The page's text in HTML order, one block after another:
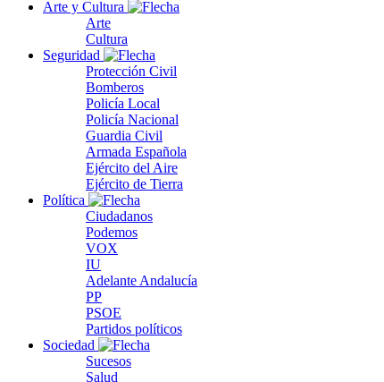
Arte y Cultura
Arte
Cultura
Seguridad
Protección Civil
Bomberos
Policía Local
Policía Nacional
Guardia Civil
Armada Española
Ejército del Aire
Ejército de Tierra
Política
Ciudadanos
Podemos
VOX
IU
Adelante Andalucía
PP
PSOE
Partidos políticos
Sociedad
Sucesos
Salud